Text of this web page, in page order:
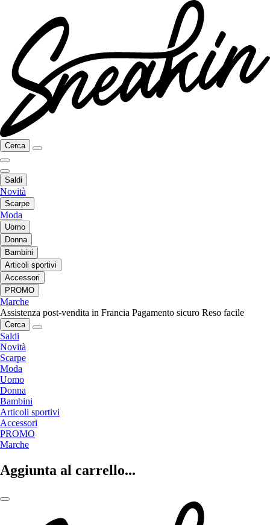
Cerca
Saldi
Novità
Scarpe
Moda
Uomo
Donna
Bambini
Articoli sportivi
Accessori
PROMO
Marche
Assistenza post-vendita in Francia Pagamento sicuro Reso facile
Cerca
Saldi
Novità
Scarpe
Moda
Uomo
Donna
Bambini
Articoli sportivi
Accessori
PROMO
Marche
Aggiunta al carrello...